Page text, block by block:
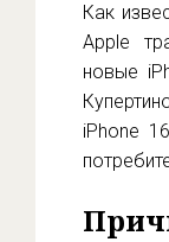
Как
Apple
новые
iPhone